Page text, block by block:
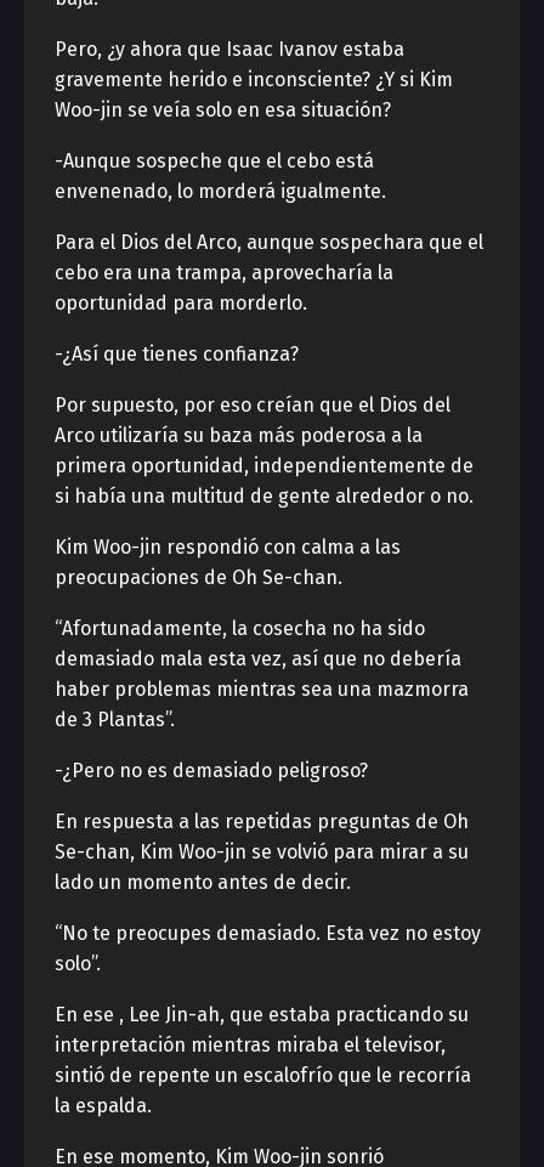
Pero, ¿y ahora que Isaac Ivanov estaba
gravemente herido e inconsciente? ¿Y si Kim
Woo-jin se veía solo en esa situación?
-Aunque sospeche que el cebo está
envenenado, lo morderá igualmente.
Para el Dios del Arco, aunque sospechara que el
cebo era una trampa, aprovecharía la
oportunidad para morderlo.
-¿Así que tienes confianza?
Por supuesto, por eso creían que el Dios del
Arco utilizaría su baza más poderosa a la
primera oportunidad, independientemente de
si había una multitud de gente alrededor o no.
Kim Woo-jin respondió con calma a las
preocupaciones de Oh Se-chan.
“Afortunadamente, la cosecha no ha sido
demasiado mala esta vez, así que no debería
haber problemas mientras sea una mazmorra
de 3 Plantas”.
-¿Pero no es demasiado peligroso?
En respuesta a las repetidas preguntas de Oh
Se-chan, Kim Woo-jin se volvió para mirar a su
lado un momento antes de decir.
“No te preocupes demasiado. Esta vez no estoy
solo”.
En ese , Lee Jin-ah, que estaba practicando su
interpretación mientras miraba el televisor,
sintió de repente un escalofrío que le recorría
la espalda.
En ese momento, Kim Woo-jin sonrió